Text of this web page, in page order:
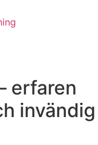
erfaren
invändig